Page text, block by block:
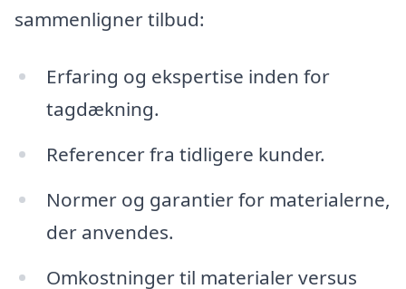
sammenligner tilbud:
Erfaring og ekspertise inden for
tagdækning.
Referencer fra tidligere kunder.
Normer og garantier for materialerne,
der anvendes.
Omkostninger til materialer versus